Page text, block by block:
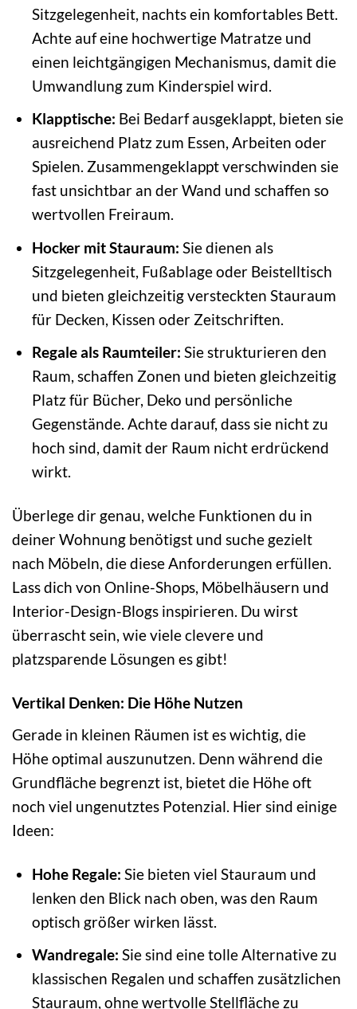
Sitzgelegenheit, nachts ein komfortables Bett.
Achte auf eine hochwertige Matratze und
einen leichtgängigen Mechanismus, damit die
Umwandlung zum Kinderspiel wird.
Klapptische: Bei Bedarf ausgeklappt, bieten sie
ausreichend Platz zum Essen, Arbeiten oder
Spielen. Zusammengeklappt verschwinden sie
fast unsichtbar an der Wand und schaffen so
wertvollen Freiraum.
Hocker mit Stauraum: Sie dienen als
Sitzgelegenheit, Fußablage oder Beistelltisch
und bieten gleichzeitig versteckten Stauraum
für Decken, Kissen oder Zeitschriften.
Regale als Raumteiler: Sie strukturieren den
Raum, schaffen Zonen und bieten gleichzeitig
Platz für Bücher, Deko und persönliche
Gegenstände. Achte darauf, dass sie nicht zu
hoch sind, damit der Raum nicht erdrückend
wirkt.
Überlege dir genau, welche Funktionen du in
deiner Wohnung benötigst und suche gezielt
nach Möbeln, die diese Anforderungen erfüllen.
Lass dich von Online-Shops, Möbelhäusern und
Interior-Design-Blogs inspirieren. Du wirst
überrascht sein, wie viele clevere und
platzsparende Lösungen es gibt!
Vertikal Denken: Die Höhe Nutzen
Gerade in kleinen Räumen ist es wichtig, die
Höhe optimal auszunutzen. Denn während die
Grundfläche begrenzt ist, bietet die Höhe oft
noch viel ungenutztes Potenzial. Hier sind einige
Ideen:
Hohe Regale: Sie bieten viel Stauraum und
lenken den Blick nach oben, was den Raum
optisch größer wirken lässt.
Wandregale: Sie sind eine tolle Alternative zu
klassischen Regalen und schaffen zusätzlichen
Stauraum, ohne wertvolle Stellfläche zu